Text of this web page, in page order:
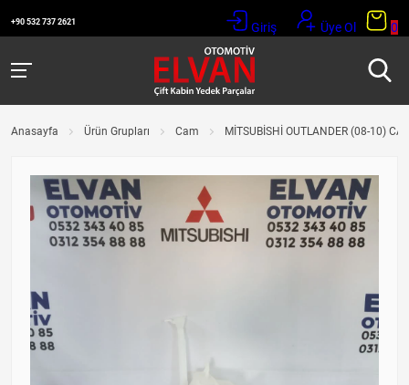
+90 532 737 2621 Giriş Üye Ol 0
Anasayfa Ürün Grupları Cam MİTSUBİSHİ OUTLANDER (08-10)